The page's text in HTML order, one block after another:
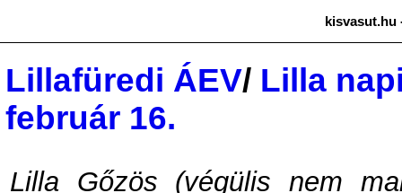
kisvasut.hu
Lillafüredi ÁEV/ Lilla
február 16.
Lilla Gőzös (végülis nem